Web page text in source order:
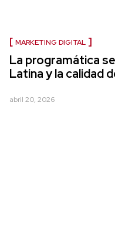
MARKETING DIGITAL
La programática
Latina y la calidad
abril 20, 2026